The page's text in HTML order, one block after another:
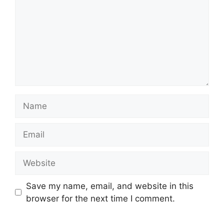
Save my name, email, and website in this
browser for the next time I comment.